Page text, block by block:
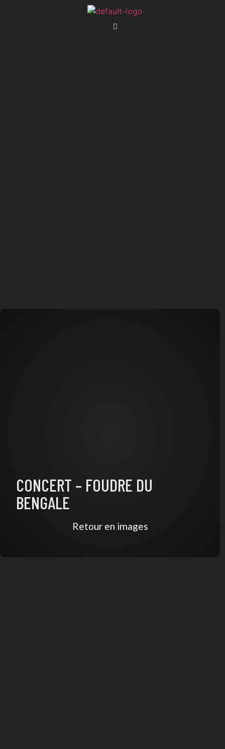
CONCERT – FOUDRE DU
BENGALE
Retour en images